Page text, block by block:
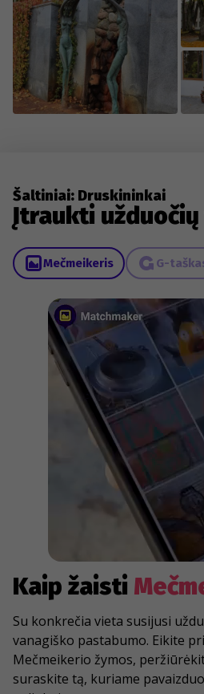
Šaltiniai: Druskininkai
Įtraukti
Mečmeikeris G-
Kaip žaisti
Su konkrečia vieta susijusi
vanagiško pastabumo. Eikite
Mečmeikerio žymos,
suraskite tą, kuriame